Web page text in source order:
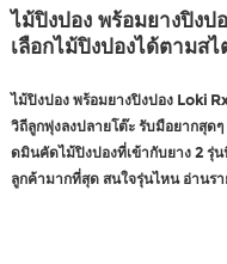
ไม้ปิงปอง พร้อมยางปิง
เลือกไม้ปิงปองได้ตามส
ไม้ปิงปอง พร้อมยางปิงปอง Loki
วิถีลูกพุ่งลงปลายโต๊ะ รับมือยากสุด
ดมินคัดไม้ปิงปองที่เข้ากับยาง 2 รุ่
ลูกค้ามากที่สุด สนใจรุ่นไหน อ่านรา